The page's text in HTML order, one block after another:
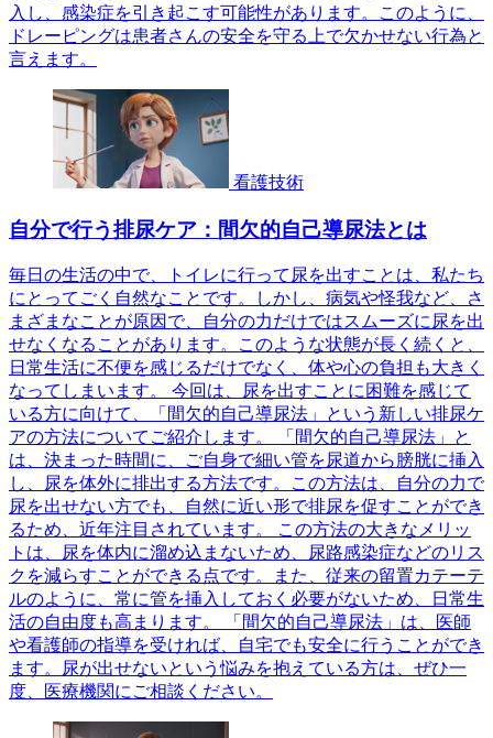
入し、感染症を引き起こす可能性があります。このように、
ドレーピングは患者さんの安全を守る上で欠かせない行為と
言えます。
看護技術
自分で行う排尿ケア：間欠的自己導尿法とは
毎日の生活の中で、トイレに行って尿を出すことは、私たち
にとってごく自然なことです。しかし、病気や怪我など、さ
まざまなことが原因で、自分の力だけではスムーズに尿を出
せなくなることがあります。このような状態が長く続くと、
日常生活に不便を感じるだけでなく、体や心の負担も大きく
なってしまいます。 今回は、尿を出すことに困難を感じて
いる方に向けて、「間欠的自己導尿法」という新しい排尿ケ
アの方法についてご紹介します。 「間欠的自己導尿法」と
は、決まった時間に、ご自身で細い管を尿道から膀胱に挿入
し、尿を体外に排出する方法です。この方法は、自分の力で
尿を出せない方でも、自然に近い形で排尿を促すことができ
るため、近年注目されています。 この方法の大きなメリッ
トは、尿を体内に溜め込まないため、尿路感染症などのリス
クを減らすことができる点です。また、従来の留置カテーテ
ルのように、常に管を挿入しておく必要がないため、日常生
活の自由度も高まります。 「間欠的自己導尿法」は、医師
や看護師の指導を受ければ、自宅でも安全に行うことができ
ます。尿が出せないという悩みを抱えている方は、ぜひ一
度、医療機関にご相談ください。